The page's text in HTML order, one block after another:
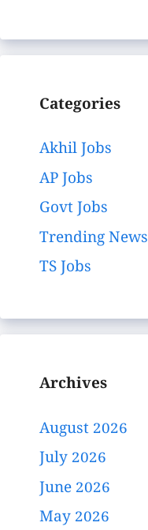
Categories
Akhil Jobs
AP Jobs
Govt Jobs
Trending News
TS Jobs
Archives
August 2026
July 2026
June 2026
May 2026